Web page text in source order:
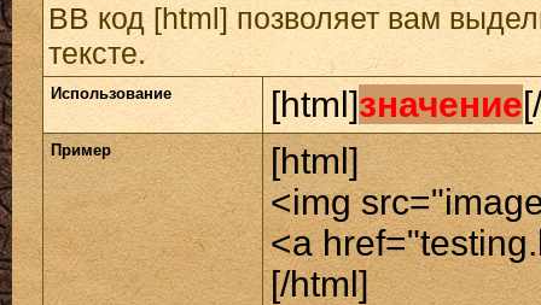
BB код [html] позволяет вам
тексте.
Использование [html]значение
Пример
[html]
<img
<a
[/html]